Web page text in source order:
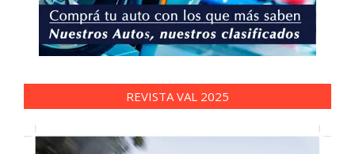
REVISTA VAL 2025